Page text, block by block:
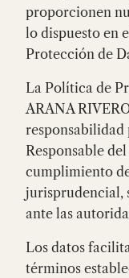
proporcionen
lo dispuesto en
Protección de
La Política de
ARANA
responsabilidad
Responsable
cumplimiento
jurisprudencial,
ante las
Los datos
términos